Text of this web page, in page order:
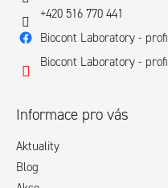
+420 516 770 441
Biocont Laboratory - profi
Biocont Laboratory - profi
Informace pro vás
Aktuality
Blog